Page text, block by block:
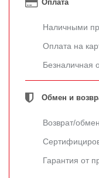
Оплата
Наличными
Оплата на
Безналичная
Обмен и
Возврат/
Гарантия от